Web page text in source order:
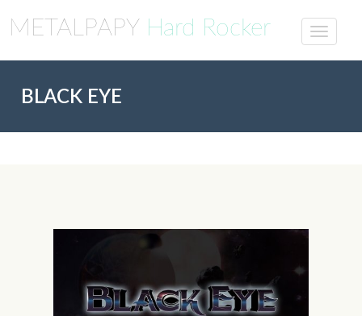
METALPAPY Hard Rocker
BLACK EYE